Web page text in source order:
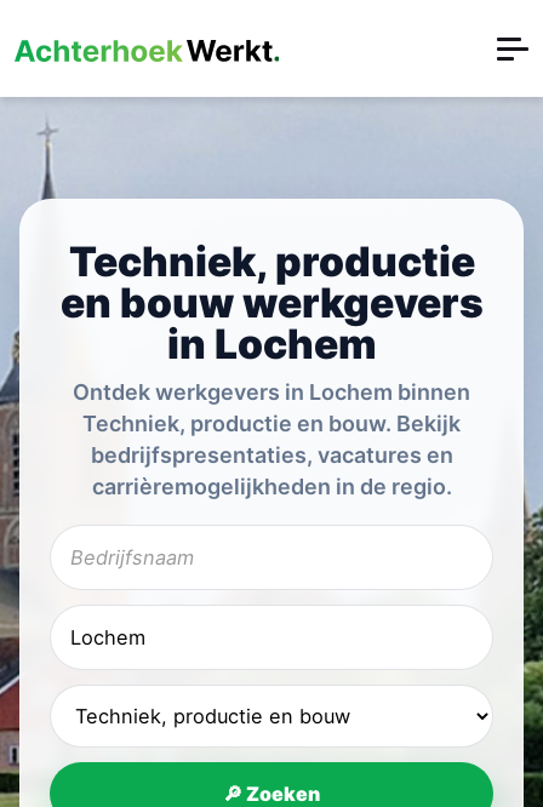
Techniek, productie
en bouw werkgevers
in Lochem
Ontdek werkgevers in Lochem binnen
Techniek, productie en bouw. Bekijk
bedrijfspresentaties, vacatures en
carrièremogelijkheden in de regio.
🔎 Zoeken